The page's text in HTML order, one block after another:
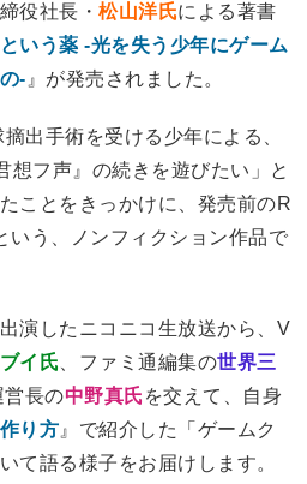
役社長・ 松山洋氏による著書
いう薬 -光を失う少年にゲーム
- 』が発売されました。
出手術を受ける少年による、
フ声』の続きを遊びたい」と
ことをきっかけに、発売前のR
いう、ノンフィクション作品で
演したニコニコ生放送から、V
イ氏 、ファミ通編集の世界三
営長の中野真氏 を交えて、自身
り方 』で紹介した「ゲームク
て語る様子をお届けします。